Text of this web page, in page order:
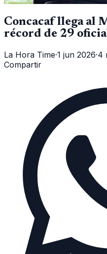
Concacaf llega al
récord de 29
La Hora Time·1 jun 2026·4
Compartir